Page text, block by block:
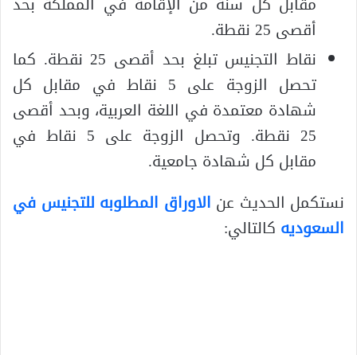
أقصى 25 نقطة.
نقاط التجنيس تبلغ بحد أقصى 25 نقطة. كما
تحصل الزوجة على 5 نقاط في مقابل كل
شهادة معتمدة في اللغة العربية، وبحد أقصى
25 نقطة. وتحصل الزوجة على 5 نقاط في
مقابل كل شهادة جامعية.
نستكمل الحديث عن الاوراق المطلوبه للتجنيس في
السعوديه كالتالي: